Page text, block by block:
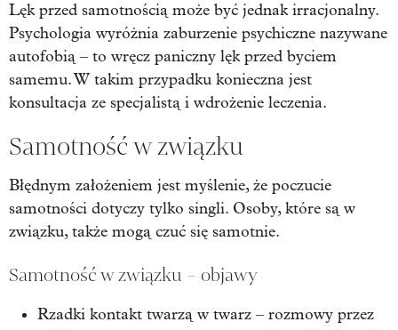
Lęk przed samotnością może być jednak irracjonalny.
Psychologia wyróżnia zaburzenie psychiczne nazywane
autofobią – to wręcz paniczny lęk przed byciem
samemu. W takim przypadku konieczna jest
konsultacja ze specjalistą i wdrożenie leczenia.
Samotność w związku
Błędnym założeniem jest myślenie, że poczucie
samotności dotyczy tylko singli. Osoby, które są w
związku, także mogą czuć się samotnie.
Samotność w związku – objawy
Rzadki kontakt twarzą w twarz – rozmowy przez